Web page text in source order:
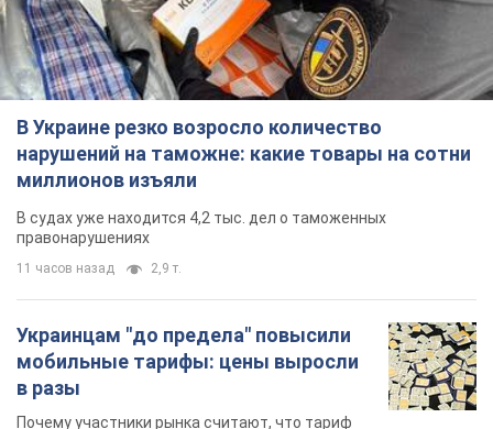
В Украине резко возросло количество
нарушений на таможне: какие товары на сотни
миллионов изъяли
В судах уже находится 4,2 тыс. дел о таможенных
правонарушениях
11 часов назад 2,9 т.
Украинцам "до предела" повысили
мобильные тарифы: цены выросли
в разы
Почему участники рынка считают, что тариф